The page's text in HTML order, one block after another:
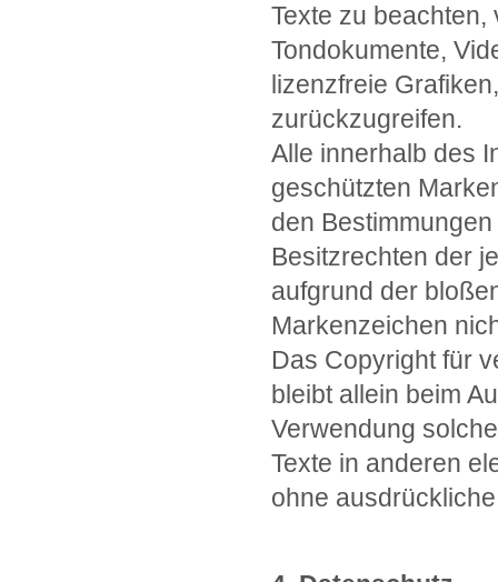
Texte zu beachten,
Tondokumente,
lizenzfreie
zurückzugreifen.
Alle innerhalb des
geschützten
den
Besitzrechten der
aufgrund der
Markenzeichen
Das Copyright für
bleibt allein beim
Verwendung
Texte in anderen
ohne